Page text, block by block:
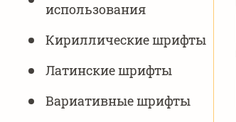
использования
Кириллические шрифты
Латинские шрифты
Вариативныe шрифты